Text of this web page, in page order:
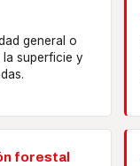
general o
superficie y
forestal